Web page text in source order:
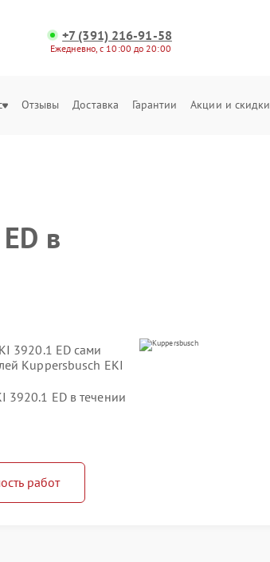
+7 (391) 216-91-58
Ежедневно, с 10:00 до 20:00
Отзывы Доставка Гарантии Акции и скидки
в
3920.1 ED сами
Kuppersbusch EKI
3920.1 ED в течении
работ